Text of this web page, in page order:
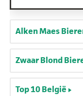
Alken Maes
Zwaar Blond
Top 10 België